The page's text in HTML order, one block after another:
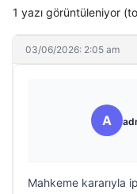
1 yazı görüntüleniyor
03/06/2026: 2:05 am
A
Mahkeme kararıyla